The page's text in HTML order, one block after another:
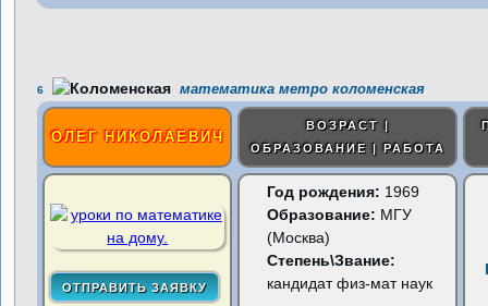
6 математика метро коломенская
ОЛЕГ НИКОЛАЕВИЧ
ВОЗРАСТ |
ОБРАЗОВАНИЕ | РАБОТА
Год рождения: 1969
Образование: МГУ
(Москва)
Степень\Звание:
кандидат физ-мат наук